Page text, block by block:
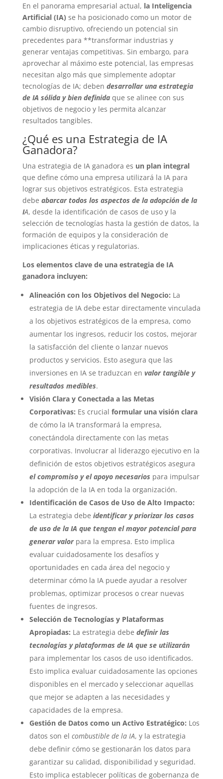
En el panorama empresarial actual, la Inteligencia
Artificial (IA) se ha posicionado como un motor de
cambio disruptivo, ofreciendo un potencial sin
precedentes para **transformar industrias y
generar ventajas competitivas. Sin embargo, para
aprovechar al máximo este potencial, las empresas
necesitan algo más que simplemente adoptar
tecnologías de IA; deben desarrollar una estrategia
de IA sólida y bien definida que se alinee con sus
objetivos de negocio y les permita alcanzar
resultados tangibles.
¿Qué es una Estrategia de IA
Ganadora?
Una estrategia de IA ganadora es un plan integral
que define cómo una empresa utilizará la IA para
lograr sus objetivos estratégicos. Esta estrategia
debe abarcar todos los aspectos de la adopción de la
IA, desde la identificación de casos de uso y la
selección de tecnologías hasta la gestión de datos, la
formación de equipos y la consideración de
implicaciones éticas y regulatorias.
Los elementos clave de una estrategia de IA
ganadora incluyen:
Alineación con los Objetivos del Negocio: La
estrategia de IA debe estar directamente vinculada
a los objetivos estratégicos de la empresa, como
aumentar los ingresos, reducir los costos, mejorar
la satisfacción del cliente o lanzar nuevos
productos y servicios. Esto asegura que las
inversiones en IA se traduzcan en valor tangible y
resultados medibles.
Visión Clara y Conectada a las Metas
Corporativas: Es crucial formular una visión clara
de cómo la IA transformará la empresa,
conectándola directamente con las metas
corporativas. Involucrar al liderazgo ejecutivo en la
definición de estos objetivos estratégicos asegura
el compromiso y el apoyo necesarios para impulsar
la adopción de la IA en toda la organización.
Identificación de Casos de Uso de Alto Impacto:
La estrategia debe identificar y priorizar los casos
de uso de la IA que tengan el mayor potencial para
generar valorpara la empresa. Esto implica
evaluar cuidadosamente los desafíos y
oportunidades en cada área del negocio y
determinar cómo la IA puede ayudar a resolver
problemas, optimizar procesos o crear nuevas
fuentes de ingresos.
Selección de Tecnologías y Plataformas
Apropiadas: La estrategia debe definir las
tecnologías y plataformas de IA que se utilizarán
para implementar los casos de uso identificados.
Esto implica evaluar cuidadosamente las opciones
disponibles en el mercado y seleccionar aquellas
que mejor se adapten a las necesidades y
capacidades de la empresa.
Gestión de Datos como un Activo Estratégico: Los
datos son el combustible de la IA, y la estrategia
debe definir cómo se gestionarán los datos para
garantizar su calidad, disponibilidad y seguridad.
Esto implica establecer políticas de gobernanza de